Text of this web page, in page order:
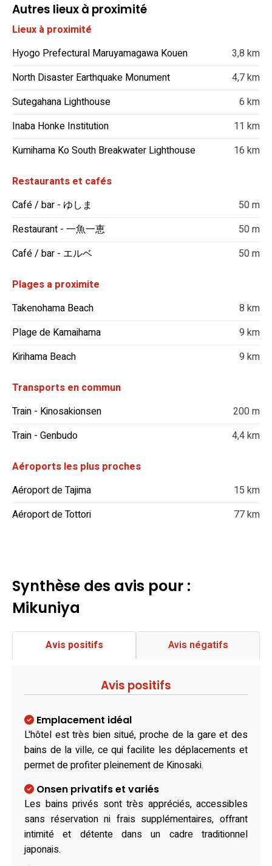
Autres lieux à proximité
Lieux à proximité
Hyogo Prefectural Maruyamagawa Kouen
3,8 km
North Disaster Earthquake Monument
4,7 km
Sutegahana Lighthouse
6 km
Inaba Honke Institution
11 km
Kumihama Ko South Breakwater Lighthouse
16 km
Restaurants et cafés
Café / bar - ゆしま
50 m
Restaurant - 一魚一恵
50 m
Café / bar - エルベ
50 m
Plages a proximite
Takenohama Beach
8 km
Plage de Kamaihama
9 km
Kirihama Beach
9 km
Transports en commun
Train - Kinosakionsen
200 m
Train - Genbudo
4,4 km
Aéroports les plus proches
Aéroport de Tajima
15 km
Aéroport de Tottori
77 km
Synthèse des avis pour :
Mikuniya
Avis positifs Avis négatifs
Avis positifs
Emplacement idéal
L'hôtel est très bien situé, proche de la gare et des
bains de la ville, ce qui facilite les déplacements et
permet de profiter pleinement de Kinosaki.
Onsen privatifs et variés
Les bains privés sont très appréciés, accessibles
sans réservation ni frais supplémentaires, offrant
intimité et détente dans un cadre traditionnel
japonais.